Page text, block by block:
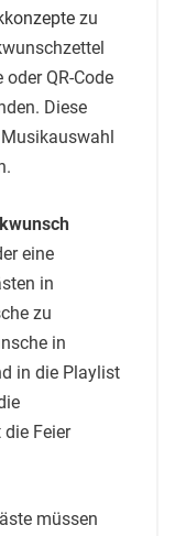
zu
QR-Code
Diese
eine
in
zu
in
in die Playlist
Feier
müssen